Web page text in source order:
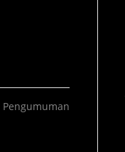
Pengumuman